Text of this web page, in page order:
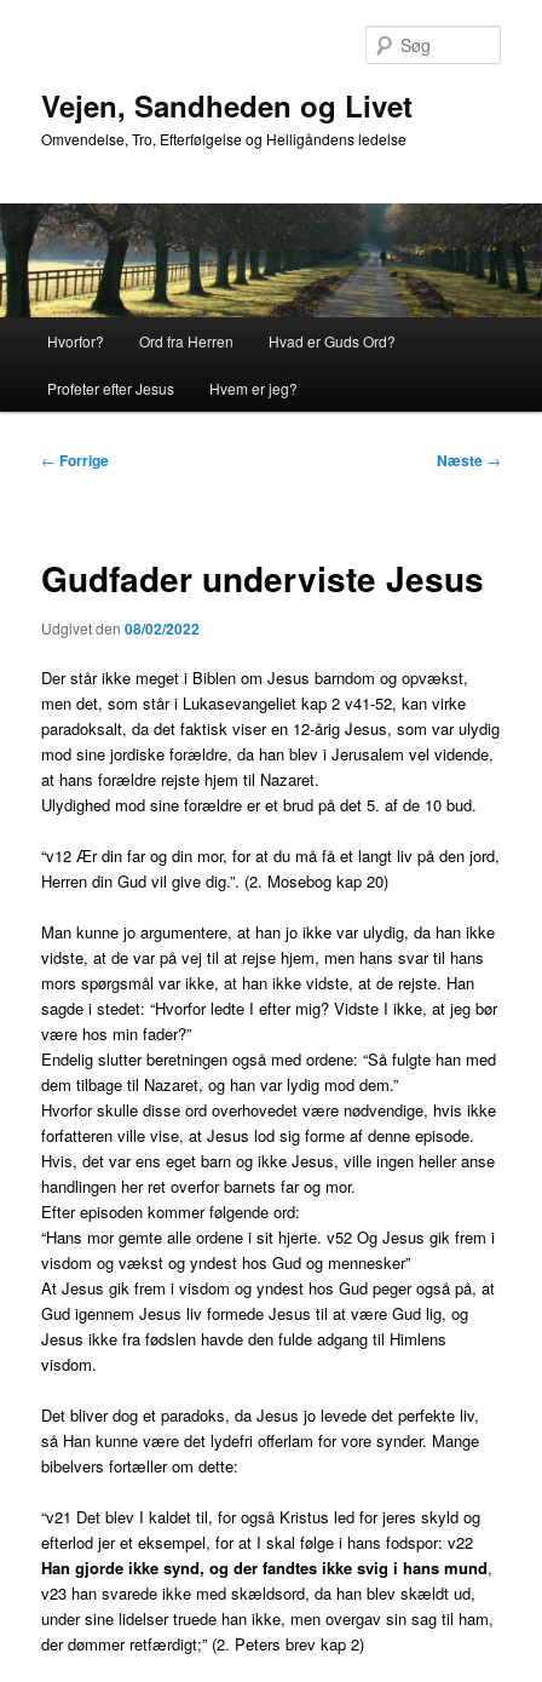
Vejen, Sandheden og Livet
Omvendelse, Tro, Efterfølgelse og Helligåndens ledelse
Hvorfor? Ord fra Herren Hvad er Guds Ord?
Profeter efter Jesus Hvem er jeg?
Indlægsnavigation
← Forrige Næste →
Gudfader underviste Jesus
Udgivet den08/02/2022
Der står ikke meget i Biblen om Jesus barndom og opvækst,
men det, som står i Lukasevangeliet kap 2 v41-52, kan virke
paradoksalt, da det faktisk viser en 12-årig Jesus, som var ulydig
mod sine jordiske forældre, da han blev i Jerusalem vel vidende,
at hans forældre rejste hjem til Nazaret.
Ulydighed mod sine forældre er et brud på det 5. af de 10 bud.
“v12 Ær din far og din mor, for at du må få et langt liv på den jord,
Herren din Gud vil give dig.”. (2. Mosebog kap 20)
Man kunne jo argumentere, at han jo ikke var ulydig, da han ikke
vidste, at de var på vej til at rejse hjem, men hans svar til hans
mors spørgsmål var ikke, at han ikke vidste, at de rejste. Han
sagde i stedet: “Hvorfor ledte I efter mig? Vidste I ikke, at jeg bør
være hos min fader?”
Endelig slutter beretningen også med ordene: “Så fulgte han med
dem tilbage til Nazaret, og han var lydig mod dem.”
Hvorfor skulle disse ord overhovedet være nødvendige, hvis ikke
forfatteren ville vise, at Jesus lod sig forme af denne episode.
Hvis, det var ens eget barn og ikke Jesus, ville ingen heller anse
handlingen her ret overfor barnets far og mor.
Efter episoden kommer følgende ord:
“Hans mor gemte alle ordene i sit hjerte. v52 Og Jesus gik frem i
visdom og vækst og yndest hos Gud og mennesker”
At Jesus gik frem i visdom og yndest hos Gud peger også på, at
Gud igennem Jesus liv formede Jesus til at være Gud lig, og
Jesus ikke fra fødslen havde den fulde adgang til Himlens
visdom.
Det bliver dog et paradoks, da Jesus jo levede det perfekte liv,
så Han kunne være det lydefri offerlam for vore synder. Mange
bibelvers fortæller om dette:
“v21 Det blev I kaldet til, for også Kristus led for jeres skyld og
efterlod jer et eksempel, for at I skal følge i hans fodspor: v22
Han gjorde ikke synd, og der fandtes ikke svig i hans mund,
v23 han svarede ikke med skældsord, da han blev skældt ud,
under sine lidelser truede han ikke, men overgav sin sag til ham,
der dømmer retfærdigt;” (2. Peters brev kap 2)